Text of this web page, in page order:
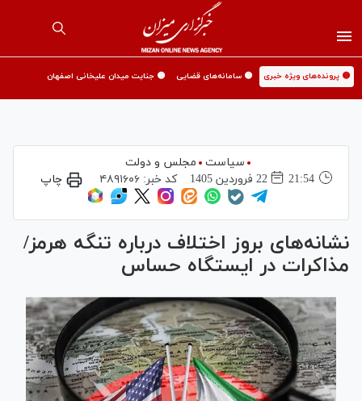
🟡 پرونده‌های ویژه خبری 🟡 سامانه‌های قضایی 🟡 جنایت میدان علیخانی اصفهان
سیاست
مجلس و دولت
21:54
22 فروردين 1405 کد خبر:۴۸۹۱۶۰۶ چاپ
نشانه‌های بروز اختلاف درباره تنگه هرمز/
مذاکرات در ایستگاه حساس